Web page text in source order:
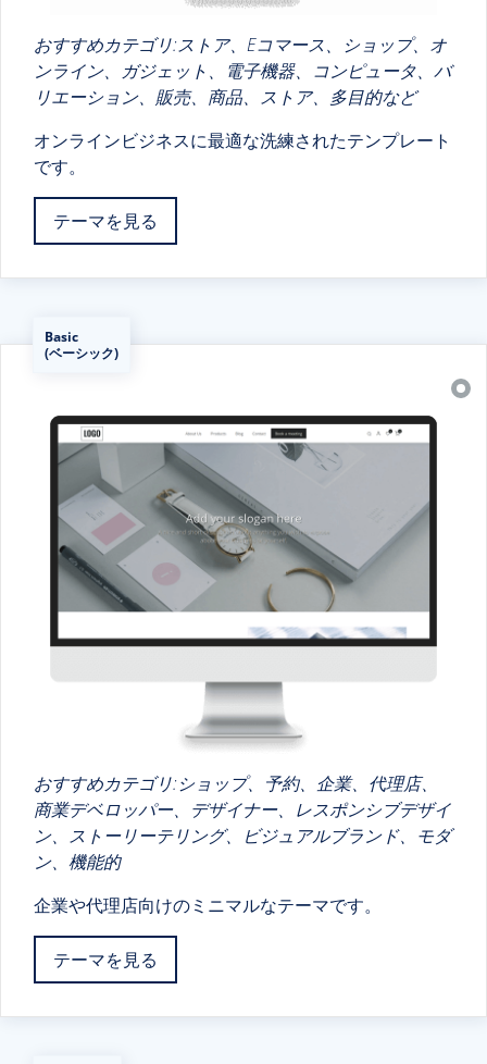
おすすめカテゴリ:ストア、Eコマース、ショップ、オ
ンライン、ガジェット、電子機器、コンピュータ、バ
リエーション、販売、商品、ストア、多目的など
オンラインビジネスに最適な洗練されたテンプレート
です。
テーマを見る
Basic
(ベーシック)
おすすめカテゴリ:ショップ、予約、企業、代理店、
商業デベロッパー、デザイナー、レスポンシブデザイ
ン、ストーリーテリング、ビジュアルブランド、モダ
ン、機能的
企業や代理店向けのミニマルなテーマです。
テーマを見る